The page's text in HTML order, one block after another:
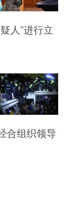
人”进行立
合组织领导